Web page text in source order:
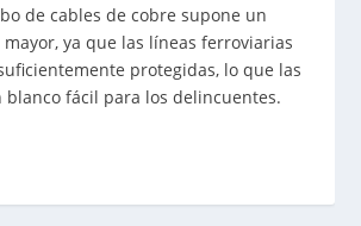
de cables de cobre supone un
mayor, ya que las líneas ferroviarias
protegidas, lo que las
blanco fácil para los delincuentes.